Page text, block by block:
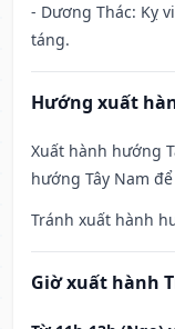
- Dương Thác: Kỵ
táng.
Hướng xuất
Xuất hành hướng
hướng Tây Nam
Tránh xuất hành
Giờ xuất hành